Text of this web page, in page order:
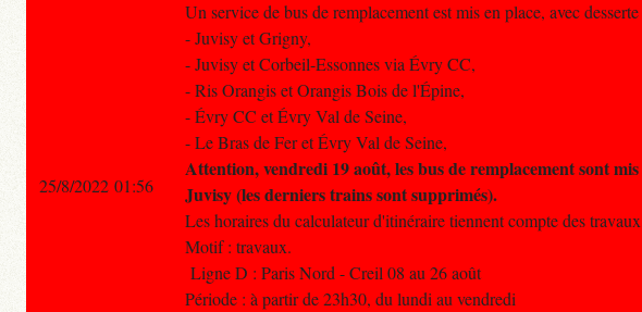
Un service de bus de remplacement est mis en place, avec
- Juvisy et Grigny,
- Juvisy et Corbeil-Essonnes via Évry CC,
- Ris Orangis et Orangis Bois de l'Épine,
- Évry CC et Évry Val de Seine,
- Le Bras de Fer et Évry Val de Seine,
Attention, vendredi 19 août, les bus de remplacement sont
Juvisy (les derniers trains sont supprimés).
Les horaires du calculateur d'itinéraire tiennent compte des
Motif : travaux.
Ligne D : Paris Nord - Creil 08 au 26 août
Période : à partir de 23h30, du lundi au vendredi
25/8/2022 01:56